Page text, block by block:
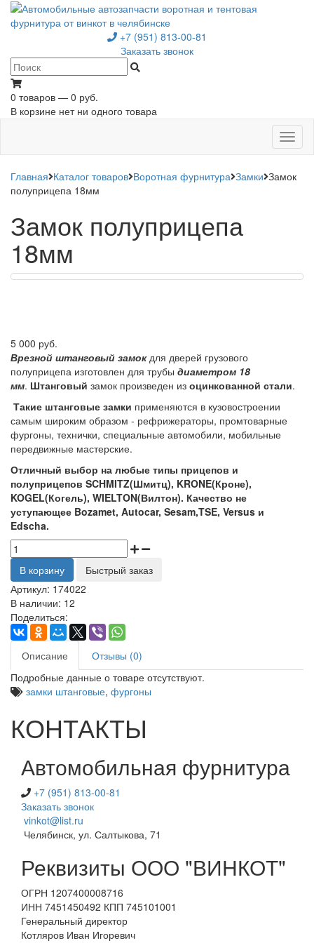
+7 (951) 813-00-81
Заказать звонок
0 товаров — 0 руб.
В корзине нет ни одного товара
Главная Каталог товаров Воротная фурнитура Замки Замок
полуприцепа 18мм
Замок полуприцепа
18мм
5 000 руб.
Врезной штанговый замокдля дверей грузового
полуприцепа изготовлен для трубы диаметром 18
мм. Штанговый замок произведен из оцинкованной стали.
Такие штанговые замки применяются в кузовостроении
самым широким образом - рефрижераторы, промтоварные
фургоны, технички, специальные автомобили, мобильные
передвижные мастерские.
Отличный выбор на любые типы прицепов и
полуприцепов SCHMITZ(Шмитц), KRONE(Кроне),
KOGEL(Когель), WIELTON(Вилтон). Качество не
уступающее Bozamet, Autocar, Sesam,TSE, Versus и
Edscha.
В корзину
Быстрый заказ
Артикул: 174022
В наличии: 12
Поделиться:
Описание
Отзывы (0)
Подробные данные о товаре отсутствуют.
замки штанговые, фургоны
КОНТАКТЫ
Автомобильная фурнитура
+7 (951) 813-00-81
Заказать звонок
vinkot@list.ru
Челябинск, ул. Салтыкова, 71
Реквизиты ООО "ВИНКОТ"
ОГРН 1207400008716
ИНН 7451450492 КПП 745101001
Генеральный директор
Котляров Иван Игоревич